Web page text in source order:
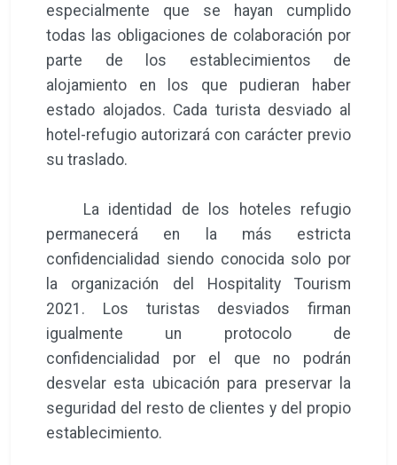
especialmente que se hayan cumplido
todas las obligaciones de colaboración por
parte de los establecimientos de
alojamiento en los que pudieran haber
estado alojados. Cada turista desviado al
hotel-refugio autorizará con carácter previo
su traslado.
La identidad de los hoteles refugio
permanecerá en la más estricta
confidencialidad siendo conocida solo por
la organización del Hospitality Tourism
2021. Los turistas desviados firman
igualmente un protocolo de
confidencialidad por el que no podrán
desvelar esta ubicación para preservar la
seguridad del resto de clientes y del propio
establecimiento.